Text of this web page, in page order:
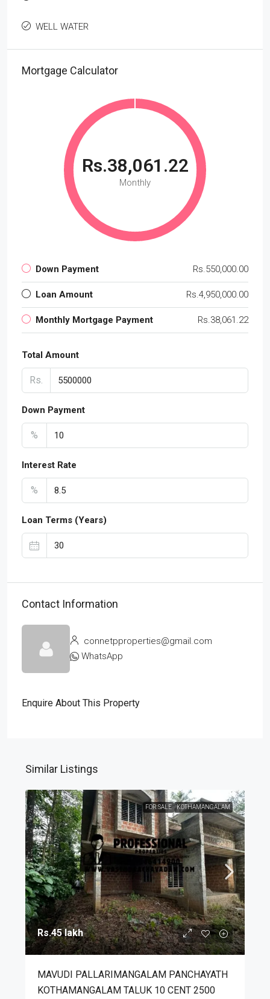
WELL WATER
Mortgage Calculator
Rs.38,061.22
Monthly
Down Payment Rs.550,000.00
Loan Amount Rs.4,950,000.00
Monthly Mortgage Payment Rs.38,061.22
Total Amount
Rs.
Down Payment
%
Interest Rate
%
Loan Terms (Years)
Contact Information
connetpproperties@gmail.com
WhatsApp
Enquire About This Property
Similar Listings
FOR SALE KOTHAMANGALAM
Rs.45 lakh
MAVUDI PALLARIMANGALAM PANCHAYATH
KOTHAMANGALAM TALUK 10 CENT 2500